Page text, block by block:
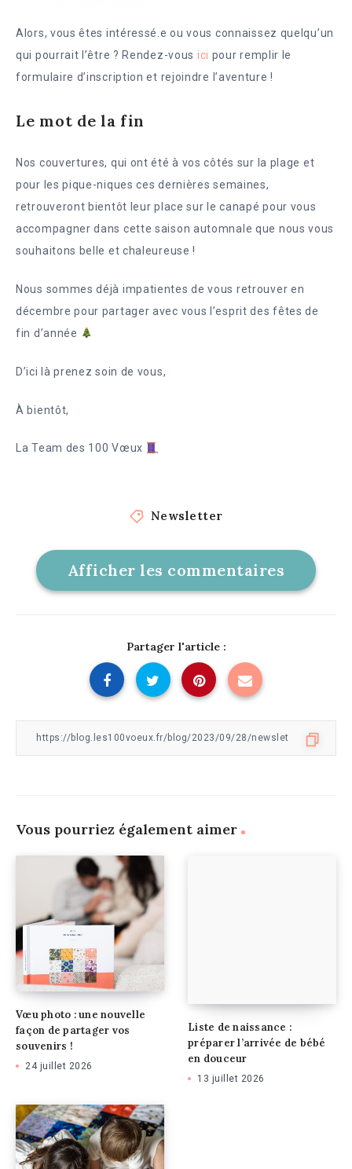
Alors, vous êtes intéressé.e ou vous connaissez quelqu’un
qui pourrait l’être ? Rendez-vous ici pour remplir le
formulaire d’inscription et rejoindre l’aventure !
Le mot de la fin
Nos couvertures, qui ont été à vos côtés sur la plage et
pour les pique-niques ces dernières semaines,
retrouveront bientôt leur place sur le canapé pour vous
accompagner dans cette saison automnale que nous vous
souhaitons belle et chaleureuse !
Nous sommes déjà impatientes de vous retrouver en
décembre pour partager avec vous l’esprit des fêtes de
fin d’année
D’ici là prenez soin de vous,
À bientôt,
La Team des 100 Vœux
Newsletter
Afficher les commentaires
Partager l'article :
Vous pourriez également aimer
Vœu photo : une nouvelle
façon de partager vos
souvenirs !
24 juillet 2026
Liste de naissance :
préparer l’arrivée de bébé
en douceur
13 juillet 2026